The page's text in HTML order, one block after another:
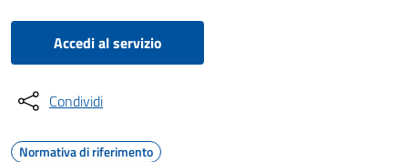
Accedi al servizio
Condividi
Normativa di riferimento